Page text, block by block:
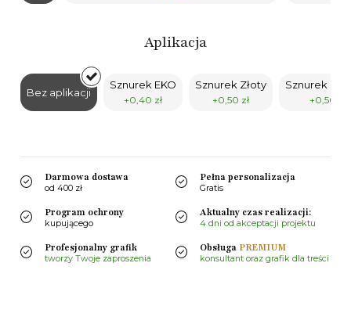
Aplikacja
Bez aplikacji
Sznurek EKO
+0,40 zł
Sznurek Złoty
+0,50 zł
Sznurek
+0,50 zł
Darmowa dostawa
od 400 zł
Pełna personalizacja
Gratis
Program ochrony
kupującego
Aktualny czas realizacji:
4 dni od akceptacji projektu
Profesjonalny grafik
tworzy Twoje zaproszenia
Obsługa PREMIUM
konsultant oraz grafik dla treści